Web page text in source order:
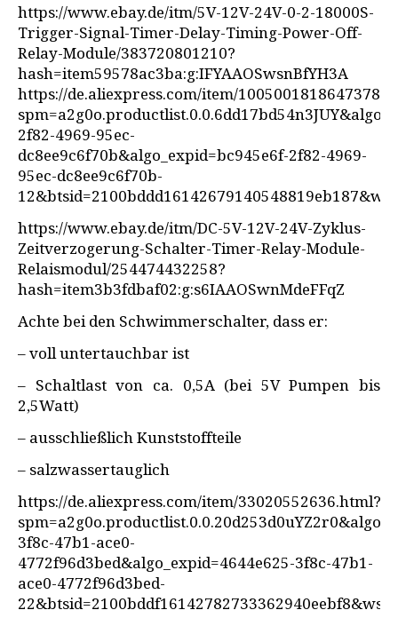
https://www.ebay.de/itm/5V-12V-24V-0-2-18000S-
Trigger-Signal-Timer-Delay-Timing-Power-Off-
Relay-Module/383720801210?
hash=item59578ac3ba:g:IFYAAOSwsnBfYH3A
https://de.aliexpress.com/item/
2f82-4969-95ec-
dc8ee9c6f70b&algo_expid=bc945e6f-2f82-4969-
95ec-dc8ee9c6f70b-
https://www.ebay.de/itm/DC-5V-12V-24V-Zyklus-
Zeitverzogerung-Schalter-Timer-Relay-Module-
Relaismodul/254474432258?
hash=item3b3fdbaf02:g:s6IAAOSwnMdeFFqZ
Achte bei den Schwimmerschalter, dass er:
– voll untertauchbar ist
– Schaltlast von ca. 0,5A (bei 5V Pumpen bis
2,5Watt)
– ausschließlich Kunststoffteile
– salzwassertauglich
https://de.aliexpress.com/item/33020552636.html?
3f8c-47b1-ace0-
4772f96d3bed&algo_expid=4644e625-3f8c-47b1-
ace0-4772f96d3bed-